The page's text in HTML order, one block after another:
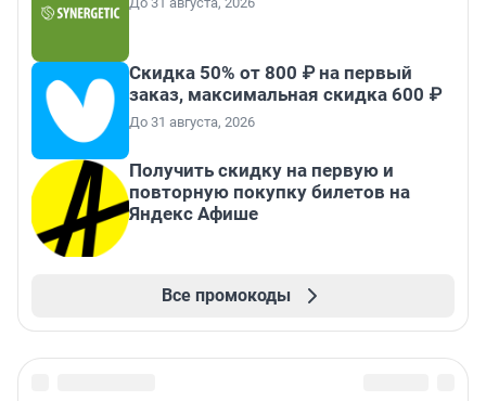
Скидка 50% от 800 ₽ на первый
заказ, максимальная скидка 600 ₽
До 31 августа, 2026
Получить скидку на первую и
повторную покупку билетов на
Яндекс Афише
Все промокоды